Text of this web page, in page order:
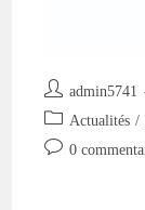
Auteur/autrice
de
la
publication :
admin5741
Post
category:
Actualités /
Commentaires
0